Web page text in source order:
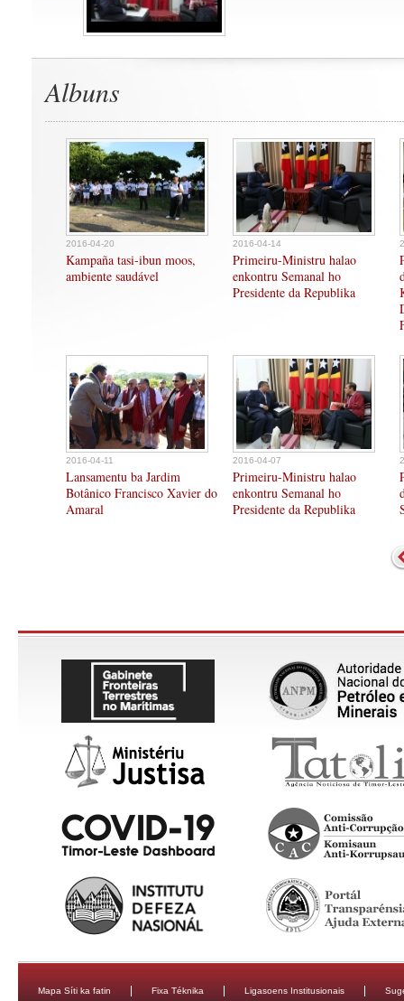
Albuns
2016-04-20
Kampaña tasi-ibun moos,
ambiente saudável
2016-04-14
Primeiru-Ministru halao
enkontru Semanal ho
Presidente da Republika
2016-04-11
Lansamentu ba Jardim
Botânico Francisco Xavier do
Amaral
2016-04-07
Primeiru-Ministru halao
enkontru Semanal ho
Presidente da Republika
Mapa Síti ka fatin Fixa Téknika Ligasoens Institusionais